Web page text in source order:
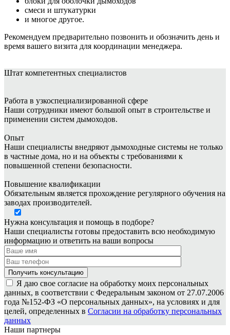
смеси и штукатурки
и многое другое.
Рекомендуем предварительно позвонить и обозначить день и
время вашего визита для координации менеджера.
Штат компетентных специалистов
Работа в узкоспециализированной сфере
Наши сотрудники имеют большой опыт в строительстве и
применении систем дымоходов.
Опыт
Наши специалисты внедряют дымоходные системы не только
в частные дома, но и на объекты с требованиями к
повышенной степени безопасности.
Повышение квалификации
Обязательным является прохождение регулярного обучения на
заводах производителей.
Нужна консультация и помощь в подборе?
Наши специалисты готовы предоставить всю необходимую
информацию и ответить на ваши вопросы
Я даю свое согласие на обработку моих персональных
данных, в соответствии с Федеральным законом от 27.07.2006
года №152-ФЗ «О персональных данных», на условиях и для
целей, определенных в Согласии на обработку персональных
данных
Наши партнеры